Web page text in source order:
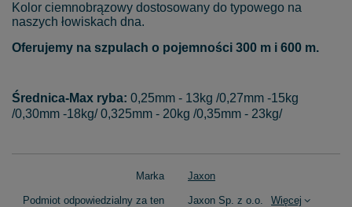
Kolor ciemnobrązowy dostosowany do typowego na
naszych łowiskach dna.
Oferujemy na szpulach o pojemności 300 m i 600 m.
Średnica-Max ryba: 0,25mm - 13kg /0,27mm -15kg
/0,30mm -18kg/ 0,325mm - 20kg /0,35mm - 23kg/
Marka Jaxon
Podmiot odpowiedzialny za ten Jaxon Sp. z o.o. Więcej